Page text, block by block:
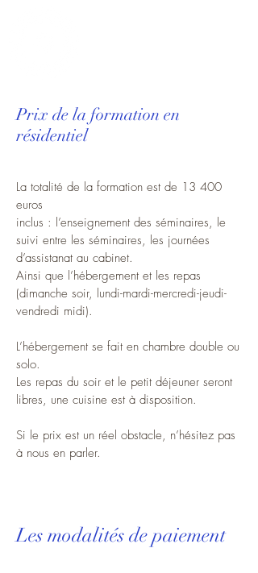
Prix de la formation en
résidentiel
La totalité de la formation est de 13 400
euros
inclus : l’enseignement des séminaires, le
suivi entre les séminaires, les journées
d’assistanat au cabinet.
Ainsi que l’hébergement et les repas
(dimanche soir, lundi-mardi-mercredi-jeudi-
vendredi midi).
L’hébergement se fait en chambre double ou
solo.
Les repas du soir et le petit déjeuner seront
libres, une cuisine est à disposition.
Si le prix est un réel obstacle, n’hésitez pas
à nous en parler.
Les modalités de paiement